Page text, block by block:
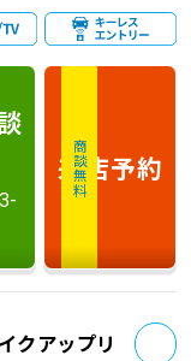
商談無料
来店予約
クアップリ